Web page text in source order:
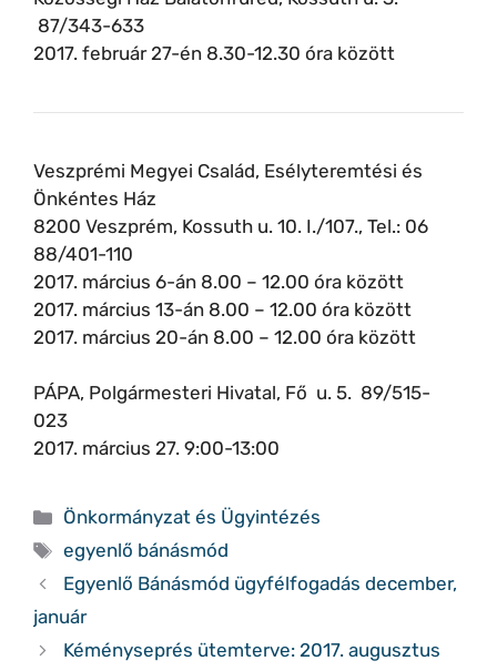
87/343-633
2017. február 27-én 8.30-12.30 óra között
Veszprémi Megyei Család, Esélyteremtési és
Önkéntes Ház
8200 Veszprém, Kossuth u. 10. I./107., Tel.: 06
88/401-110
2017. március 6-án 8.00 – 12.00 óra között
2017. március 13-án 8.00 – 12.00 óra között
2017. március 20-án 8.00 – 12.00 óra között
PÁPA, Polgármesteri Hivatal, Fő u. 5. 89/515-
023
2017. március 27. 9:00-13:00
Kategória
Önkormányzat és Ügyintézés
Címkék
egyenlő bánásmód
Egyenlő Bánásmód ügyfélfogadás december,
január
Kéményseprés ütemterve: 2017. augusztus